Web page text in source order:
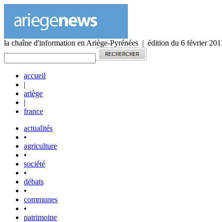
la chaîne d'information en Ariège-Pyrénées | édition du 6 février
accueil
|
ariège
|
france
actualités
•
agriculture
•
société
•
débats
•
communes
•
patrimoine